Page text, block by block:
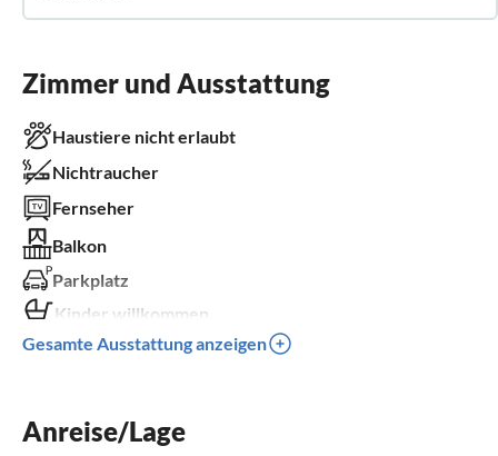
Zimmer und Ausstattung
Haustiere nicht erlaubt
Nichtraucher
Fernseher
Balkon
Parkplatz
Kinder willkommen
Gesamte Ausstattung anzeigen
Anreise/Lage